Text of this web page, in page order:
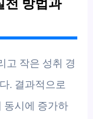
천 방법과
고 작은 성취 경
. 결과적으로
동시에 증가하